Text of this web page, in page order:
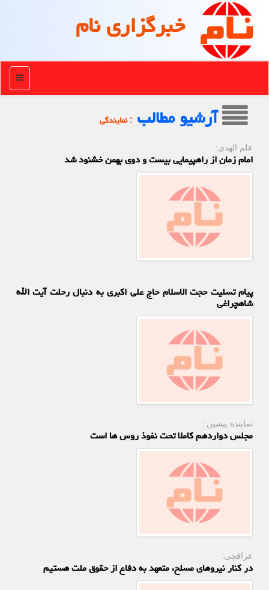
خبرگزاری نام
منو
آرشیو مطالب : نمایندگی
علم الهدی:
امام زمان از راهپیمایی بیست و دوی بهمن خشنود شد
پیام تسلیت حجت الاسلام حاج علی اکبری به دنبال رحلت آیت الله
شاهچراغی
نماینده پیشین :
مجلس دواردهم کاملا تحت نفوذ روس ها است
عراقچی:
در کنار نیروهای مسلح، متعهد به دفاع از حقوق ملت هستیم